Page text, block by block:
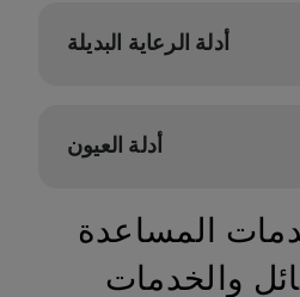
أدلة الرعاية البديلة
أدلة العيون
المساعدة
والخدمات